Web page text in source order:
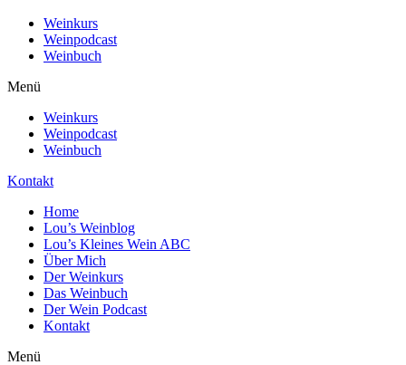
Weinkurs
Weinpodcast
Weinbuch
Menü
Weinkurs
Weinpodcast
Weinbuch
Kontakt
Home
Lou’s Weinblog
Lou’s Kleines Wein ABC
Über Mich
Der Weinkurs
Das Weinbuch
Der Wein Podcast
Kontakt
Menü